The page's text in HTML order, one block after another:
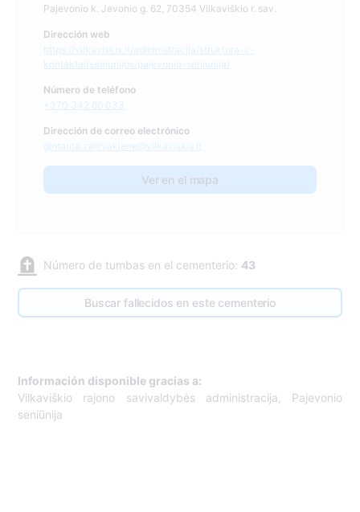
Pajevonio k. Jevonio g. 62, 70354 Vilkaviškio r. sav.
Dirección web
https://vilkaviskis.lt/administracija/struktura-ir-
kontaktai/seniunijos/pajevonio-seniunija/
Número de teléfono
+370 342 66 033
Dirección de correo electrónico
gintauta.zaliniakiene@vilkaviskis.lt
Ver en el mapa
Número de tumbas en el cementerio: 43
Buscar fallecidos en este cementerio
Información disponible gracias a:
Vilkaviškio rajono savivaldybės administracija, Pajevonio
seniūnija